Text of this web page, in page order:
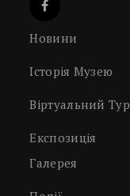
Новини
Історія Музею
Віртуальний Тур
Експозиція
Галерея